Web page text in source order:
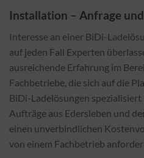
Installation – Anfrage
Interesse an einer BiDi-
auf jeden Fall Experten
ausreichende Erfahrung im
Fachbetriebe, die sich auf die
BiDi-Ladelösungen
Aufträge aus Edersleben und
einen unverbindlichen
von einem Fachbetrieb